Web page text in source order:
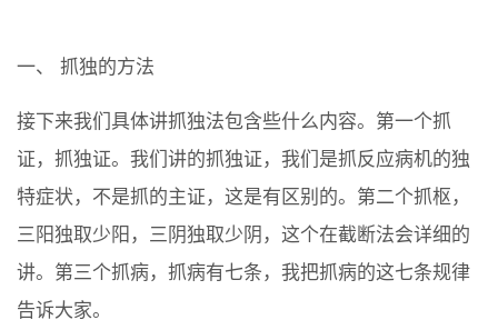
一、 抓独的方法
接下来我们具体讲抓独法包含些什么内容。第一个抓
证，抓独证。我们讲的抓独证，我们是抓反应病机的独
特症状，不是抓的主证，这是有区别的。第二个抓枢，
三阳独取少阳，三阴独取少阴，这个在截断法会详细的
讲。第三个抓病，抓病有七条，我把抓病的这七条规律
告诉大家。